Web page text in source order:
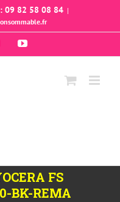
09 82 58 08 84 |
YouTube
FS
BK-REMA